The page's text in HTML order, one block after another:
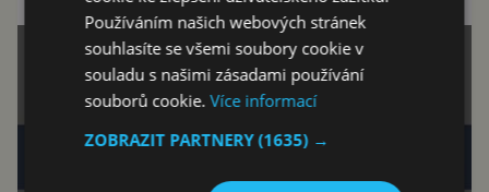
Používáním našich webových stránek
souhlasíte se všemi soubory cookie v
souladu s našimi zásadami používání
souborů cookie.Více informací
ZOBRAZIT PARTNERY(1635) →